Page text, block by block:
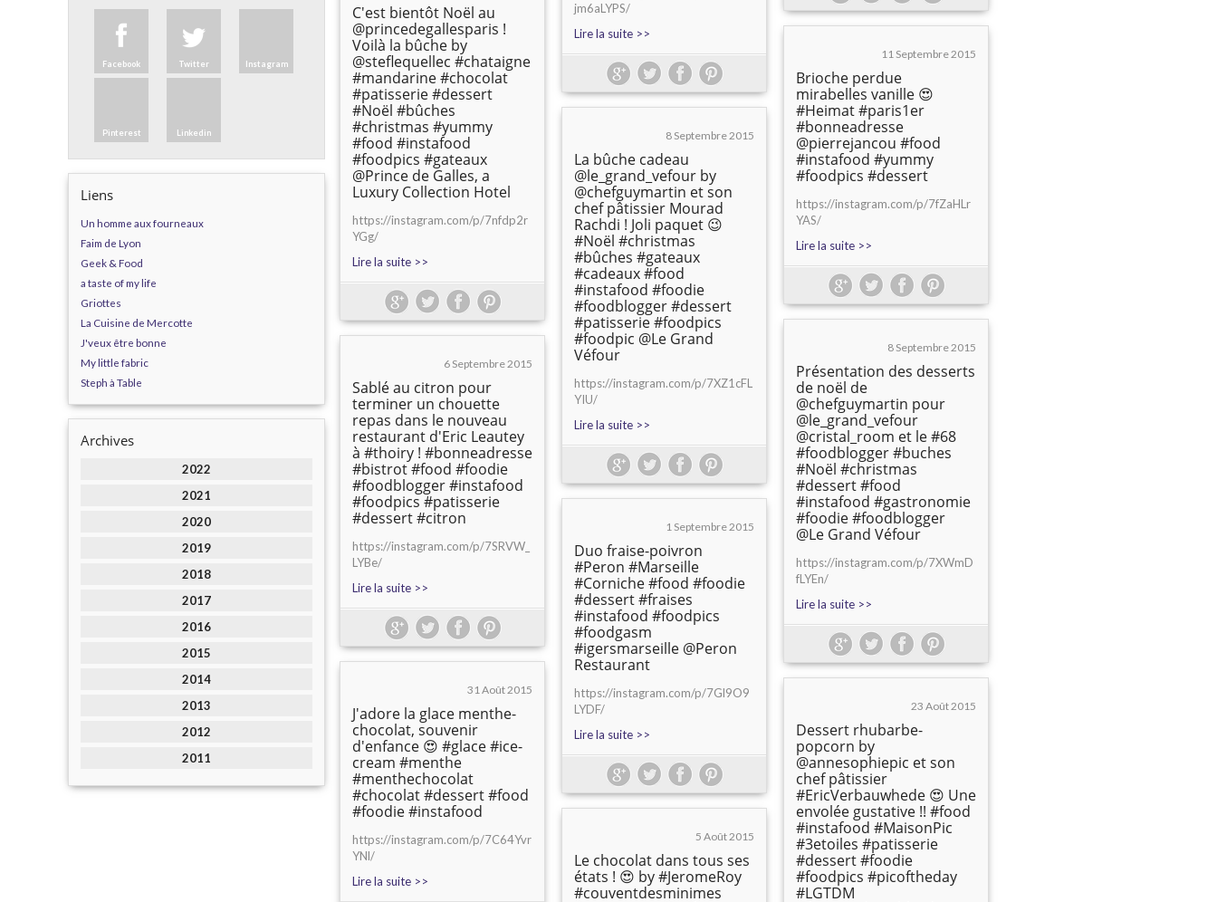
Facebook Twitter Instagram
Pinterest Linkedin
Liens
Un homme aux fourneaux
Faim de Lyon
Geek & Food
a taste of my life
Griottes
La Cuisine de Mercotte
J'veux être bonne
My little fabric
Steph à Table
Archives
2022
2021
2020
2019
2018
2017
2016
2015
2014
2013
2012
2011
jm6aLYPS/
Lire la suite >>
C'est bientôt Noël au
@princedegallesparis !
Voilà la bûche by
@steflequellec #chataigne
#mandarine #chocolat
#patisserie #dessert
#Noël #bûches
#christmas #yummy
#food #instafood
#foodpics #gateaux
@Prince de Galles, a
Luxury Collection Hotel
https://instagram.com/p/7nfdp2r
YGg/
Lire la suite >>
11 Septembre 2015
Brioche perdue
mirabelles vanille 😍
#Heimat #paris1er
#bonneadresse
@pierrejancou #food
#instafood #yummy
#foodpics #dessert
https://instagram.com/p/7fZaHLr
YAS/
Lire la suite >>
8 Septembre 2015
La bûche cadeau
@le_grand_vefour by
@chefguymartin et son
chef pâtissier Mourad
Rachdi ! Joli paquet 😉
#Noël #christmas
#bûches #gateaux
#cadeaux #food
#instafood #foodie
#foodblogger #dessert
#patisserie #foodpics
#foodpic @Le Grand
Véfour
https://instagram.com/p/7XZ1cFL
YIU/
Lire la suite >>
8 Septembre 2015
Présentation des desserts
de noël de
@chefguymartin pour
@le_grand_vefour
@cristal_room et le #68
#foodblogger #buches
#Noël #christmas
#dessert #food
#instafood #gastronomie
#foodie #foodblogger
@Le Grand Véfour
https://instagram.com/p/7XWmD
fLYEn/
Lire la suite >>
6 Septembre 2015
Sablé au citron pour
terminer un chouette
repas dans le nouveau
restaurant d'Eric Leautey
à #thoiry ! #bonneadresse
#bistrot #food #foodie
#foodblogger #instafood
#foodpics #patisserie
#dessert #citron
https://instagram.com/p/7SRVW_
LYBe/
Lire la suite >>
1 Septembre 2015
Duo fraise-poivron
#Peron #Marseille
#Corniche #food #foodie
#dessert #fraises
#instafood #foodpics
#foodgasm
#igersmarseille @Peron
Restaurant
https://instagram.com/p/7Gl9O9
LYDF/
Lire la suite >>
31 Août 2015
J'adore la glace menthe-
chocolat, souvenir
d'enfance 😍 #glace #ice-
cream #menthe
#menthechocolat
#chocolat #dessert #food
#foodie #instafood
https://instagram.com/p/7C64Yvr
YNl/
Lire la suite >>
23 Août 2015
Dessert rhubarbe-
popcorn by
@annesophiepic et son
chef pâtissier
#EricVerbauwhede 😍 Une
envolée gustative !! #food
#instafood #MaisonPic
#3etoiles #patisserie
#dessert #foodie
#foodpics #picoftheday
#LGTDM
5 Août 2015
Le chocolat dans tous ses
états ! 😍 by #JeromeRoy
#couventdesminimes